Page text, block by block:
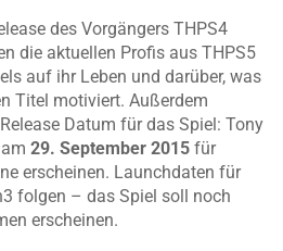
des Vorgängers THPS4
die aktuellen Profis aus THPS5
auf ihr Leben und darüber, was
Titel motiviert. Außerdem
Datum für das Spiel: Tony
29. September 2015 für
erscheinen. Launchdaten für
folgen – das Spiel soll noch
erscheinen.